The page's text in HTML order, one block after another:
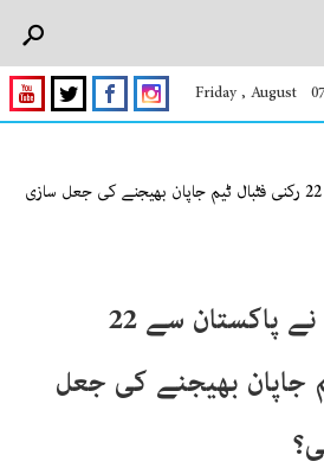
Friday , August
انسانی سمگلر نے پاکستان سے 22 رکنی فٹبال ٹیم جاپان بھیجنے کی جعل سازی
انسانی سمگلر نے پاکستان سے 22
جاپان بھیجنے کی جعل